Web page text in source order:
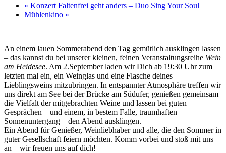
« Konzert Faltenfrei geht anders – Duo Sing Your Soul
Mühlenkino »
An einem lauen Sommerabend den Tag gemütlich ausklingen lassen
– das kannst du bei unserer kleinen, feinen Veranstaltungsreihe Wein
am Heidesee. Am 2.September laden wir Dich ab 19:30 Uhr zum
letzten mal ein, ein Weinglas und eine Flasche deines
Lieblingsweins mitzubringen. In entspannter Atmosphäre treffen wir
uns direkt am See bei der Brücke am Südufer, genießen gemeinsam
die Vielfalt der mitgebrachten Weine und lassen bei guten
Gesprächen – und einem, in bestem Falle, traumhaften
Sonnenuntergang – den Abend ausklingen.
Ein Abend für Genießer, Weinliebhaber und alle, die den Sommer in
guter Gesellschaft feiern möchten. Komm vorbei und stoß mit uns
an – wir freuen uns auf dich!